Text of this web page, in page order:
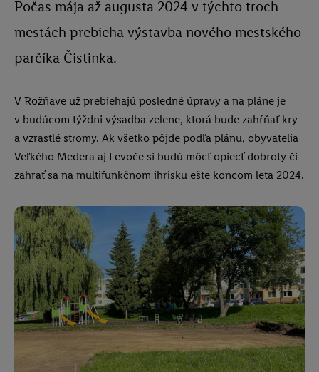
Počas mája až augusta 2024 v týchto troch
mestách prebieha výstavba nového mestského
parčíka Čistinka.
V Rožňave už prebiehajú posledné úpravy a na pláne je
v budúcom týždni výsadba zelene, ktorá bude zahŕňať kry
a vzrastlé stromy. Ak všetko pôjde podľa plánu, obyvatelia
Veľkého Medera aj Levoče si budú môcť opiecť dobroty či
zahrať sa na multifunkčnom ihrisku ešte koncom leta 2024.